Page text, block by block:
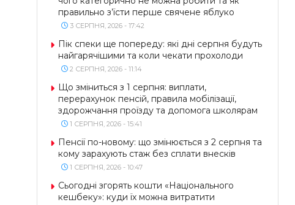
правильно з’їсти перше свячене яблуко
3 СЕРПНЯ, 2026 - 17:42
Пік спеки ще попереду: які дні серпня будуть
найгарячішими та коли чекати прохолоди
2 СЕРПНЯ, 2026 - 11:14
Що зміниться з 1 серпня: виплати,
перерахунок пенсій, правила мобілізації,
здорожчання проїзду та допомога школярам
1 СЕРПНЯ, 2026 - 15:41
Пенсії по-новому: що змінюється з 2 серпня та
кому зарахують стаж без сплати внесків
1 СЕРПНЯ, 2026 - 10:47
Сьогодні згорять кошти «Національного
кешбеку»: куди їх можна витратити